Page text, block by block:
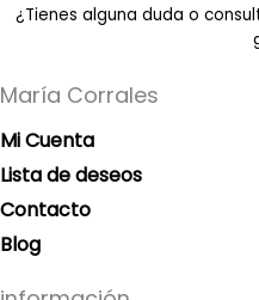
¿Tienes alguna duda o
María Corrales
Mi Cuenta
Lista de deseos
Contacto
Blog